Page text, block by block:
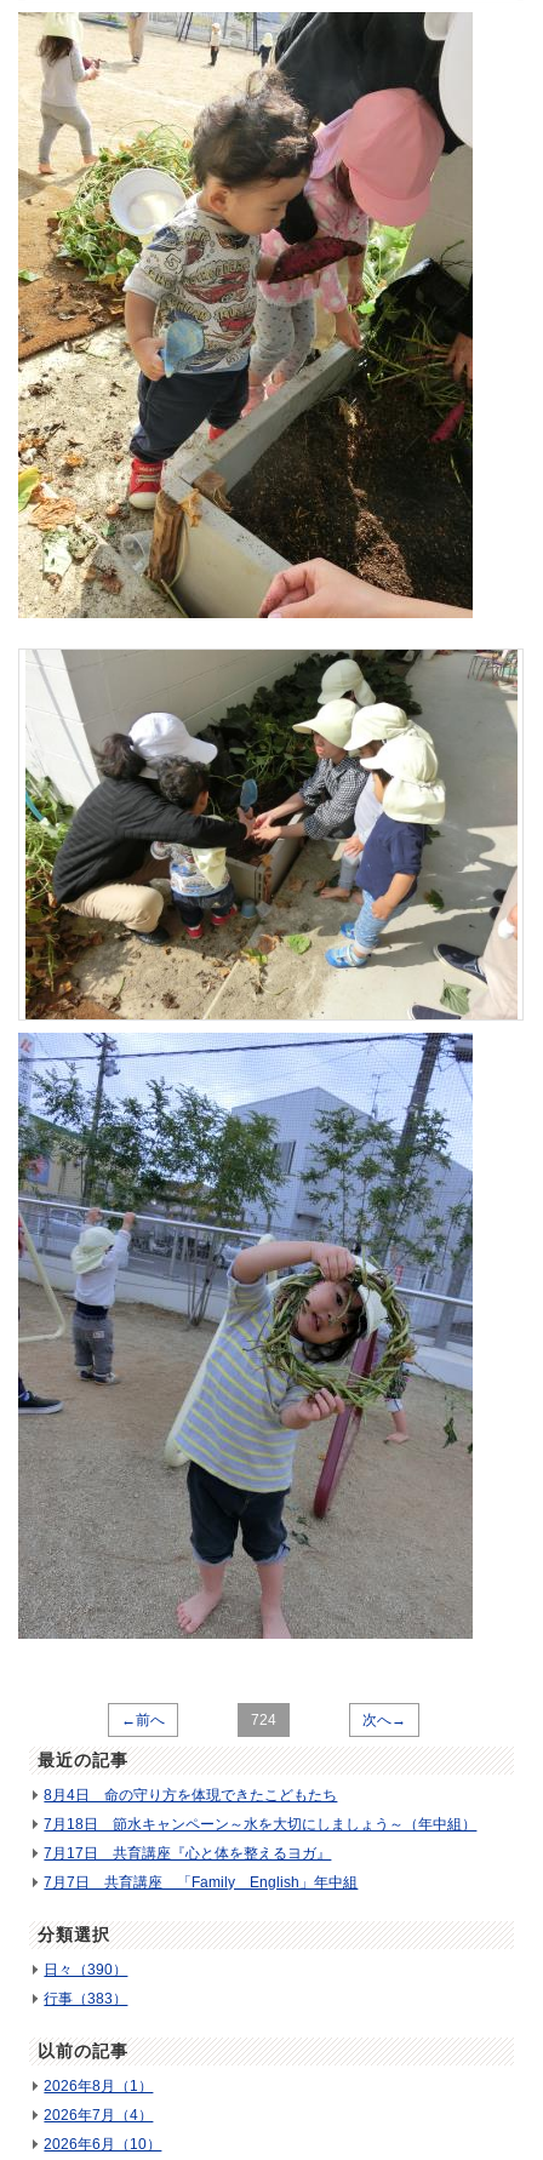
←前へ 724 次へ→
最近の記事
8月4日 命の守り方を体現できたこどもたち
7月18日 節水キャンペーン～水を大切にしましょう～（年中組）
7月17日 共育講座『心と体を整えるヨガ』
7月7日 共育講座 「Family English」年中組
分類選択
日々（390）
行事（383）
以前の記事
2026年8月（1）
2026年7月（4）
2026年6月（10）